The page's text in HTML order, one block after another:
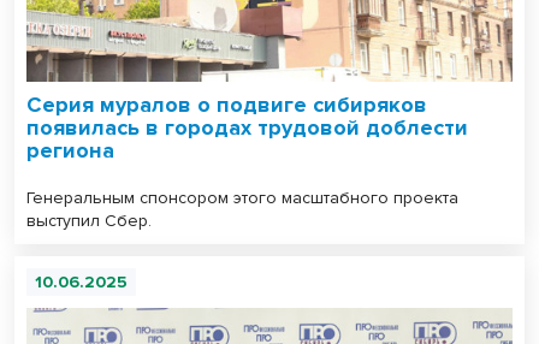
Серия муралов о подвиге сибиряков
появилась в городах трудовой доблести
региона
Генеральным спонсором этого масштабного проекта
выступил Сбер.
10.06.2025